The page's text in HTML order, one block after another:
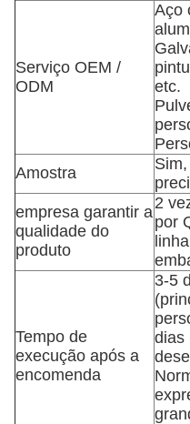
Serviço OEM /
ODM
Aço
etc.
Amostra
empresa garantir a
qualidade do
produto
2
por
Tempo de
execução após a
encomenda
3-5
dias